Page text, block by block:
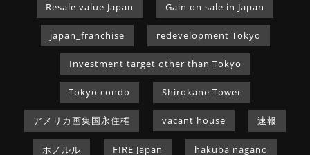
Resale value Japan Gain on sale in Japan
japan_franchise redevelopment Tokyo
Investment target other than Tokyo
Tokyo condo Shirokane Tower
アメリカ画集国永住権 vacant house 速報
ホノルル FIRE Japan hakuba nagano